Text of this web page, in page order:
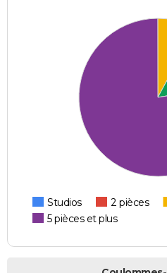
Studios 2 pièces
5 pièces et plus